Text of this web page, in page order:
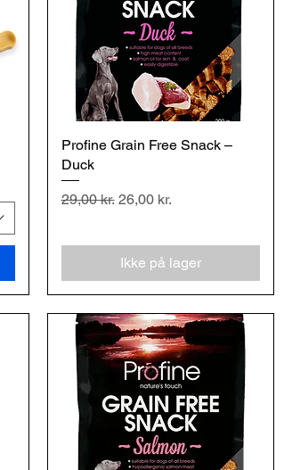
Hurtigvisning
Profine Grain Free Snack –
Duck
Regulær pris
29,00 kr. Salgspris
26,00 kr.
Ikke på lager